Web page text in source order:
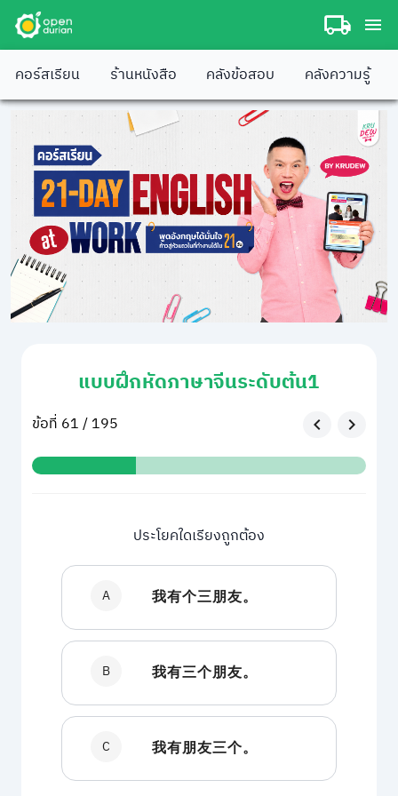
คอร์สเรียน ร้านหนังสือ คลังข้อสอบ คลังความรู้
แบบฝึกหัดภาษาจีนระดับต้น1
ข้อที่ 61 / 195
ประโยคใดเรียงถูกต้อง
A 我有个三朋友。
B 我有三个朋友。
C 我有朋友三个。